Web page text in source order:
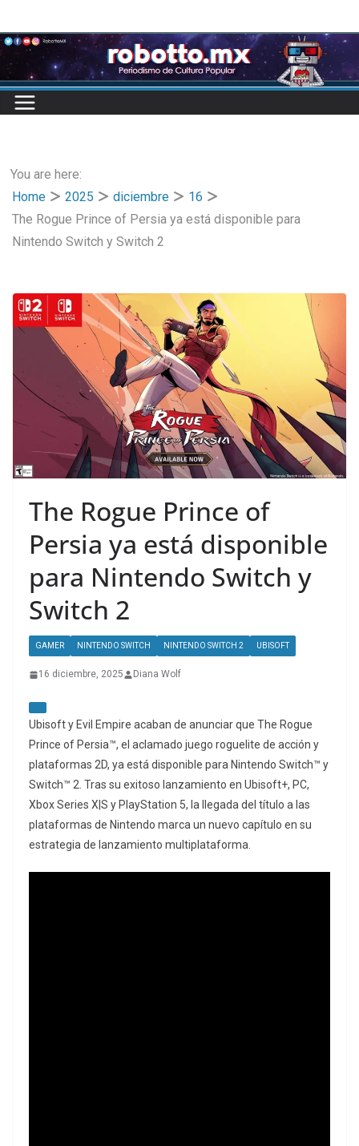
to
content
You are here:
Home
2025 diciembre
16
The Rogue Prince of Persia ya está disponible para
Nintendo Switch y Switch 2
The Rogue Prince of
Persia ya está disponible
para Nintendo Switch y
Switch 2
GAMER NINTENDO SWITCH NINTENDO SWITCH 2 UBISOFT
16 diciembre, 2025 Diana Wolf
Ubisoft y Evil Empire acaban de anunciar que The Rogue
Prince of Persia™, el aclamado juego roguelite de acción y
plataformas 2D, ya está disponible para Nintendo Switch™ y
Switch™ 2. Tras su exitoso lanzamiento en Ubisoft+, PC,
Xbox Series X|S y PlayStation 5, la llegada del título a las
plataformas de Nintendo marca un nuevo capítulo en su
estrategia de lanzamiento multiplataforma.